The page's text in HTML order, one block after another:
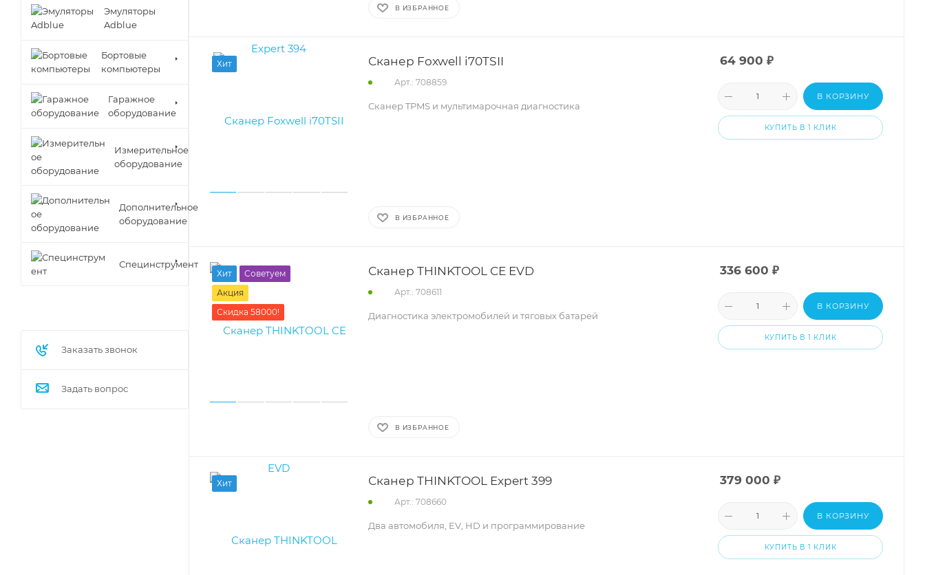
В ИЗБРАННОЕ
Хит Сканер Foxwell i70TSII
Арт.: 708859
Сканер TPMS и мультимарочная диагностика
В ИЗБРАННОЕ
64 900 ₽
В КОРЗИНУ
КУПИТЬ В 1 КЛИК
Хит
Советуем
Акция
Скидка 58000!
Сканер THINKTOOL CE EVD
Арт.: 708611
Диагностика электромобилей и тяговых батарей
В ИЗБРАННОЕ
336 600 ₽
В КОРЗИНУ
КУПИТЬ В 1 КЛИК
Хит Сканер THINKTOOL Expert 399
Арт.: 708660
Два автомобиля, EV, HD и программирование
379 000 ₽
В КОРЗИНУ
КУПИТЬ В 1 КЛИК
Эмуляторы
Adblue
Бортовые
компьютеры
Гаражное
оборудование
Измерительное
оборудование
Дополнительное
оборудование
Специнструмент
Заказать звонок
Задать вопрос